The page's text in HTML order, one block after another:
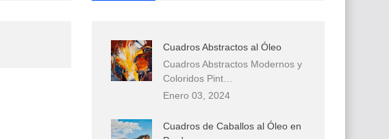
Cuadros Abstractos al Óleo
Cuadros Abstractos Modernos y
Coloridos Pint…
Enero 03, 2024
Cuadros de Caballos al Óleo en